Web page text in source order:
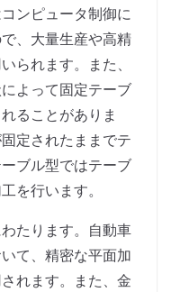
ンピュータ制御に
、大量生産や高精
られます。また、
よって固定テーブ
ることがありま
定されたままでテ
ブル型ではテーブ
を行います。
たります。自動車
て、精密な平面加
れます。また、金